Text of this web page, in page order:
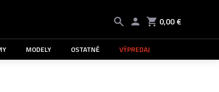
0,00 €
MODELY OSTATNÉ VÝPREDAJ